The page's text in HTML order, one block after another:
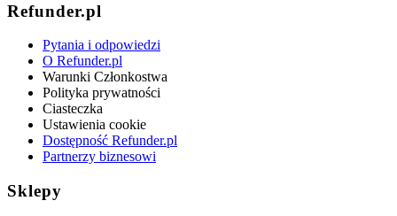
Refunder.pl
Pytania i odpowiedzi
O Refunder.pl
Warunki Członkostwa
Polityka prywatności
Ciasteczka
Ustawienia cookie
Dostępność Refunder.pl
Partnerzy biznesowi
Sklepy